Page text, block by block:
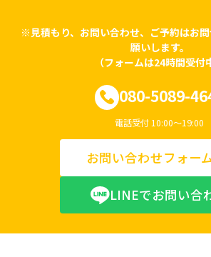
※見積もり、お問い合わせ、ご予約はお
願いします。
（フォームは24時間受付
080-5089-
電話受付 10:00〜19:00
お問い合わせフォー
LINEでお問い合